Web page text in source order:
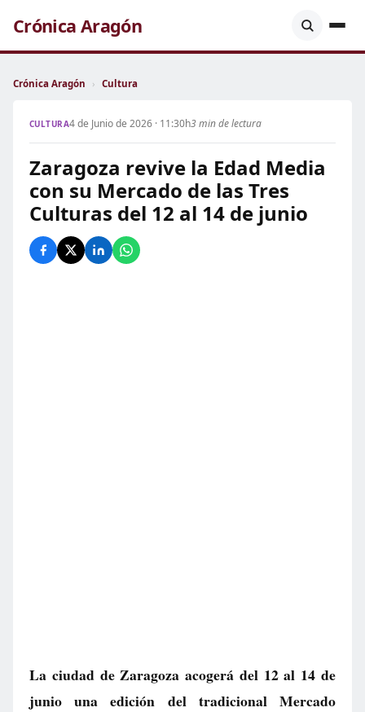
Crónica Aragón
Crónica Aragón › Cultura
CULTURA4 de Junio de 2026 · 11:30h3 min de lectura
Zaragoza revive la Edad Media
con su Mercado de las Tres
Culturas del 12 al 14 de junio
La ciudad de Zaragoza acogerá del 12 al 14 de
junio una edición del tradicional Mercado